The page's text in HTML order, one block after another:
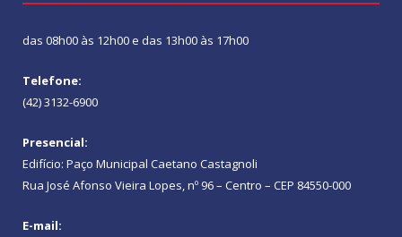
das 08h00 às 12h00 e das 13h00 às 17h00
Telefone:
(42) 3132-6900
Presencial:
Edifício: Paço Municipal Caetano Castagnoli
Rua José Afonso Vieira Lopes, nº 96 – Centro – CEP 84550-000
E-mail: